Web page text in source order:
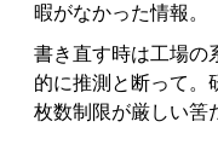
暇がなかった情報。
書き直す時は工場の
的に推測と断って。
枚数制限が厳しい筈